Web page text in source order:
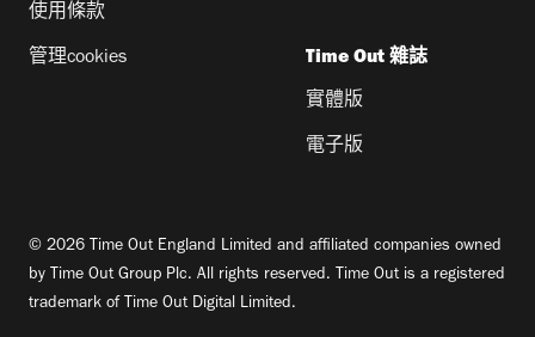
使用條款
管理cookies Time Out 雜誌
實體版
電子版
© 2026 Time Out England Limited and affiliated companies owned
by Time Out Group Plc. All rights reserved. Time Out is a registered
trademark of Time Out Digital Limited.